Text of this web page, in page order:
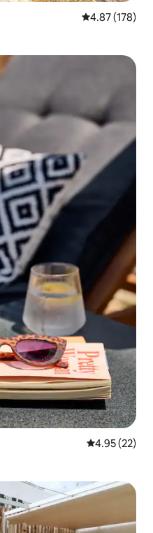
평점 4.87점(5
4.87 (178)
평점 4.95점(5
4.95 (22)